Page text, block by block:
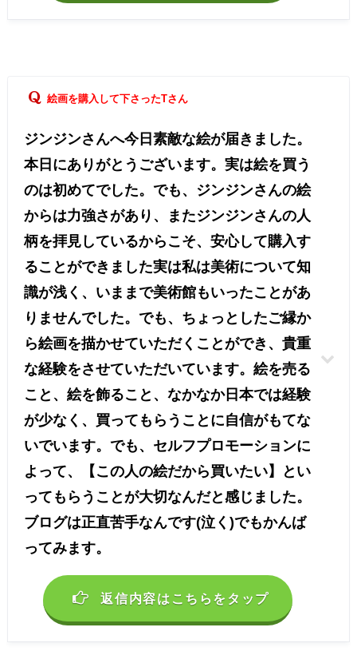
絵画を購入して下さったTさん
ジンジンさんへ今日素敵な絵が届きました。
本日にありがとうございます。実は絵を買う
のは初めてでした。でも、ジンジンさんの絵
からは力強さがあり、またジンジンさんの人
柄を拝見しているからこそ、安心して購入す
ることができました実は私は美術について知
識が浅く、いままで美術館もいったことがあ
りませんでした。でも、ちょっとしたご縁か
ら絵画を描かせていただくことができ、貴重
な経験をさせていただいています。絵を売る
こと、絵を飾ること、なかなか日本では経験
が少なく、買ってもらうことに自信がもてな
いでいます。でも、セルフプロモーションに
よって、【この人の絵だから買いたい】とい
ってもらうことが大切なんだと感じました。
ブログは正直苦手なんです(泣く)でもかんば
ってみます。
返信内容はこちらをタップ